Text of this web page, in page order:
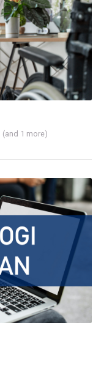
(and 1 more)